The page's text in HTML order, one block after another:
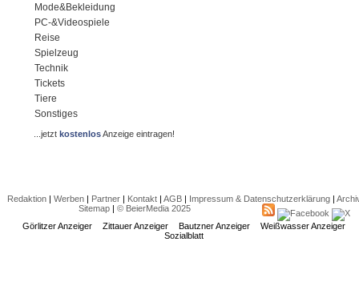
Mode&Bekleidung
PC-&Videospiele
Reise
Spielzeug
Technik
Tickets
Tiere
Sonstiges
...jetztkostenlosAnzeige eintragen!
Redaktion| Werben| Partner| Kontakt| AGB| Impressum & Datenschutzerklärung|
Sitemap| © BeierMedia 2025
Görlitzer Anzeiger
Zittauer Anzeiger Bautzner Anzeiger
Weißwasser Anzeiger
Sozialblatt